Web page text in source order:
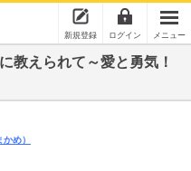
新規登録 ログイン メニュー
教えられて～愛と勇気！
かめ）